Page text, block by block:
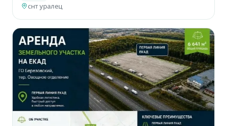
снт уралец